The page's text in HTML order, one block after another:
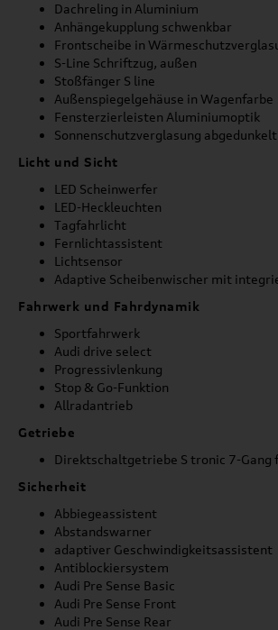
Dachreling in Aluminium
Anhängekupplung schwenkbar
Frontscheibe in
S-Line Schriftzug, außen
Stoßfänger S line
Außenspiegelgehäuse in Wagenfarbe
Fensterzierleisten Aluminiumoptik
Sonnenschutzverglasung abgedunkelt
Licht und Sicht
LED Scheinwerfer
LED-Heckleuchten
Tagfahrlicht
Fernlichtassistent
Lichtsensor
Adaptive Scheibenwischer mit
Fahrwerk und Fahrdynamik
Sportfahrwerk
Audi drive select
Progressivlenkung
Stop & Go-Funktion
Allradantrieb
Getriebe
Direktschaltgetriebe S tronic 7-Gang
Sicherheit
Abbiegeassistent
Abstandswarner
adaptiver Geschwindigkeitsassistent
Antiblockiersystem
Audi Pre Sense Basic
Audi Pre Sense Front
Audi Pre Sense Rear